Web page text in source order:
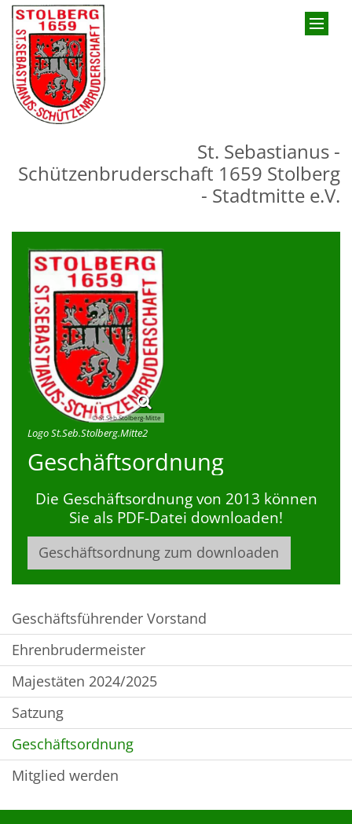
Zum Inhalt springen
St. Sebastianus -
Schützenbruderschaft 1659 Stolberg
- Stadtmitte e.V.
© St.Seb.Stolberg-Mitte
Logo St.Seb.Stolberg.Mitte2
Geschäftsordnung
Die Geschäftsordnung von 2013 können
Sie als PDF-Datei downloaden!
Geschäftsordnung zum downloaden
Geschäftsführender Vorstand
Ehrenbrudermeister
Majestäten 2024/2025
Satzung
Geschäftsordnung
Mitglied werden